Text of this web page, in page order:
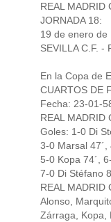
REAL MADRID
JORNADA 18:
19 de enero de
SEVILLA C.F. -
En la Copa de
CUARTOS DE
Fecha: 23-01-
REAL MADRID
Goles: 1-0 Di
3-0 Marsal 47´,
5-0 Kopa 74´,
7-0 Di Stéfano
REAL MADRID
Alonso,
Zárraga, Kopa,